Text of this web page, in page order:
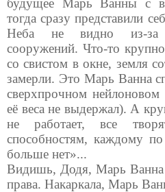
будущее Марь Ванны с
тогда сразу представили
Неба не видно из-за
сооружений. Что-то
со свистом в окне, земля
замерли. Это Марь Ванна
сверхпрочном
её веса не выдержал). А
не работает, все
способностям, каждому
больше нет»...
Видишь, Додя, Марь Ванна
права. Накаркала, Марь